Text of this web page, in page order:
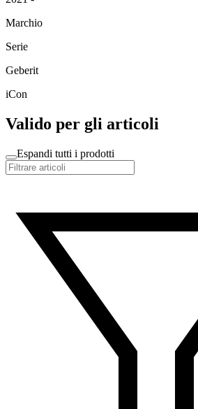
Marchio
Serie
Geberit
iCon
Valido per gli articoli
Espandi tutti i prodotti